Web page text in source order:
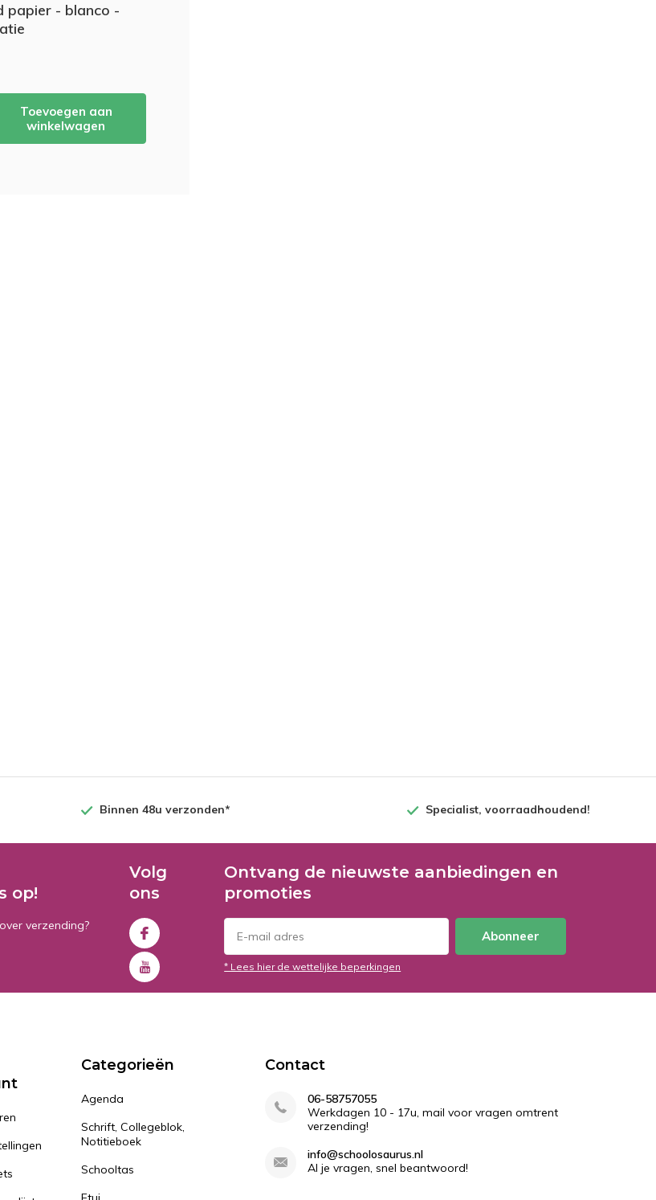
papier - blanco -
Toevoegen aan
winkelwagen
Binnen 48u verzonden* Specialist, voorraadhoudend!
op!
verzending?
Volg
ons
Ontvang de nieuwste aanbiedingen en
promoties
Abonneer
* Lees hier de wettelijke beperkingen
Categorieën
Agenda
Schrift, Collegeblok,
Notitieboek
Schooltas
Contact
06-58757055
Werkdagen 10 - 17u, mail voor vragen omtrent
verzending!
info@schoolosaurus.nl
Al je vragen, snel beantwoord!